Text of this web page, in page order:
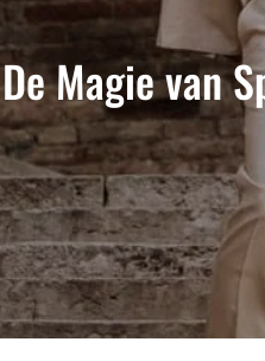
De Magie van